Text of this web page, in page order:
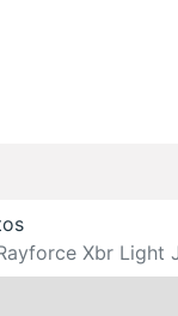
Xbr Light